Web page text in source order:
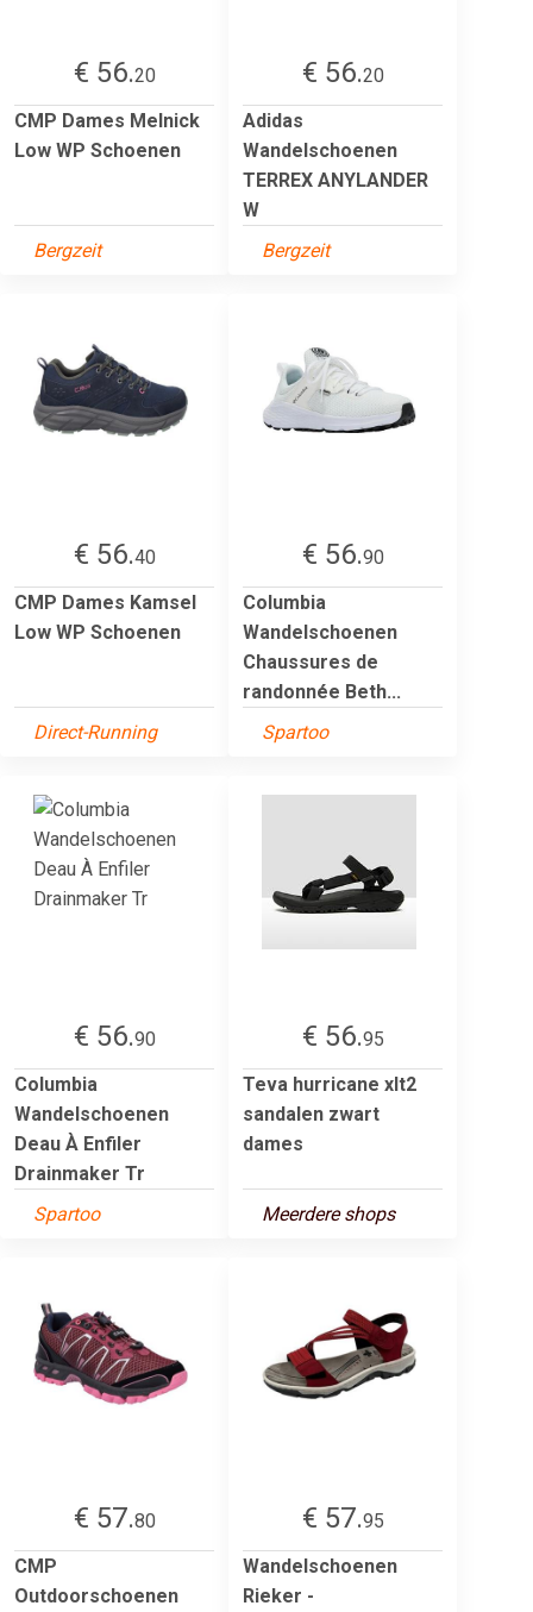
€ 56.20
CMP Dames Melnick
Low WP Schoenen
Bergzeit
€ 56.20
Adidas
Wandelschoenen
TERREX ANYLANDER
W
Bergzeit
€ 56.40
CMP Dames Kamsel
Low WP Schoenen
Direct-Running
€ 56.90
Columbia
Wandelschoenen
Chaussures de
randonnée Beth...
Spartoo
€ 56.90
Columbia
Wandelschoenen
Deau À Enfiler
Drainmaker Tr
Spartoo
€ 56.95
Teva hurricane xlt2
sandalen zwart
dames
Meerdere shops
€ 57.80
CMP
Outdoorschoenen
€ 57.95
Wandelschoenen
Rieker -